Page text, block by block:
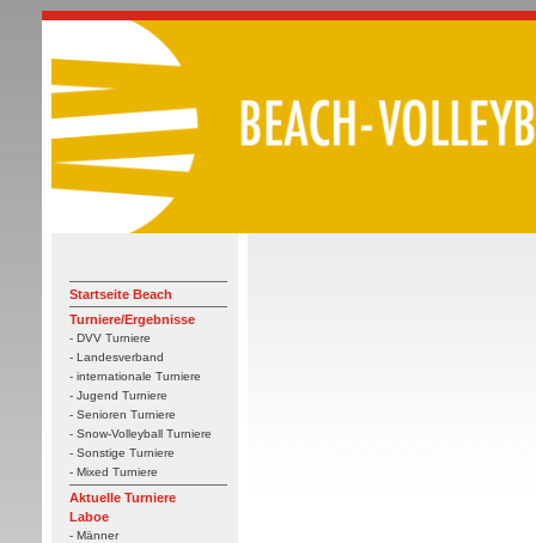
Startseite Beach
Turniere/Ergebnisse
- DVV Turniere
- Landesverband
- internationale Turniere
- Jugend Turniere
- Senioren Turniere
- Snow-Volleyball Turniere
- Sonstige Turniere
- Mixed Turniere
Aktuelle Turniere
Laboe
- Männer